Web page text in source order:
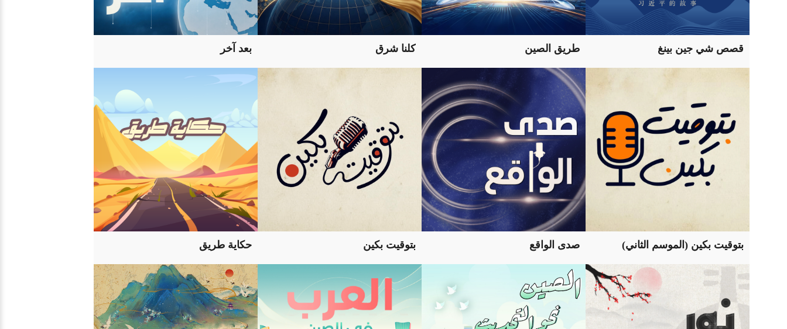
قصص شي جين بينغ طريق الصين كلنا شرق بعد آخر
بتوقيت بكين (الموسم الثاني) صدى الواقع بتوقيت بكين حكاية طريق